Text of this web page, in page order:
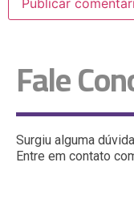
Fale
Surgiu alguma
Entre em contato